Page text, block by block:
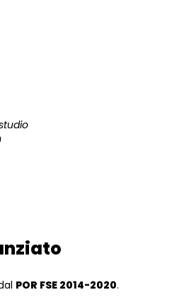
POR FSE 2014-2020.